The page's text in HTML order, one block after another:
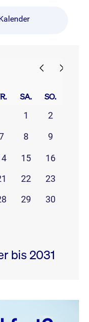
SA. SO.
1
2
8 9
15
16
22
23
29
30
bis 2031